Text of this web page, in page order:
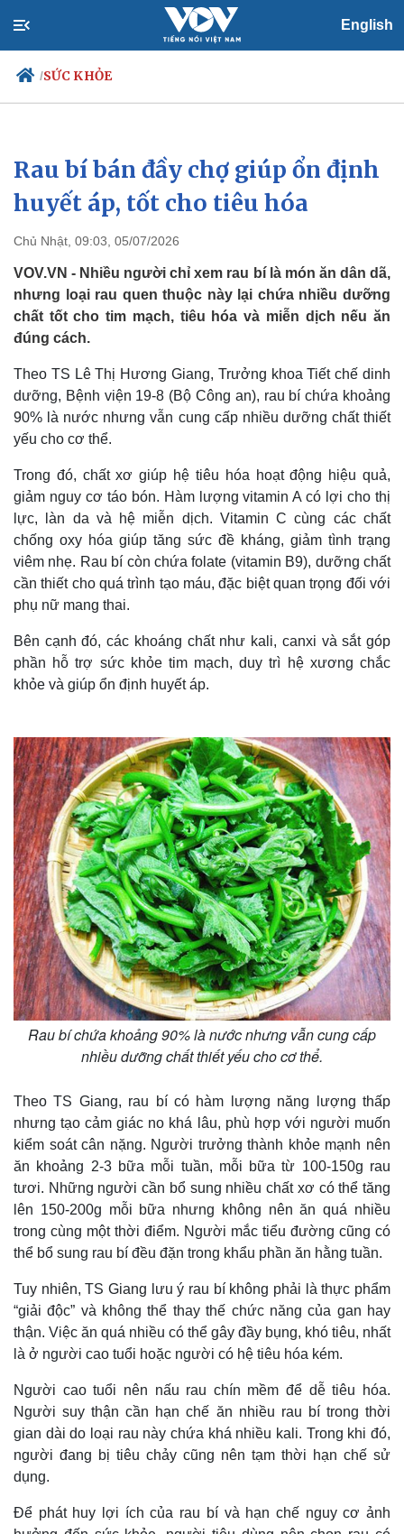
English
/SỨC KHỎE
Chính trị
Tổ chức nhân sự
Nhận diện sự thật
Xã hội
Tin 24h
Dự báo thời tiết
Việc làm
Biển đảo
Thế giới
Cuộc sống đó đây
Ảnh
Rau bí bán đầy chợ giúp ổn định
huyết áp, tốt cho tiêu hóa
Chủ Nhật, 09:03, 05/07/2026
VOV.VN - Nhiều người chỉ xem rau bí là món ăn dân dã,
nhưng loại rau quen thuộc này lại chứa nhiều dưỡng
chất tốt cho tim mạch, tiêu hóa và miễn dịch nếu ăn
đúng cách.
Theo TS Lê Thị Hương Giang, Trưởng khoa Tiết chế dinh
dưỡng, Bệnh viện 19-8 (Bộ Công an), rau bí chứa khoảng
90% là nước nhưng vẫn cung cấp nhiều dưỡng chất thiết
yếu cho cơ thể.
Trong đó, chất xơ giúp hệ tiêu hóa hoạt động hiệu quả,
giảm nguy cơ táo bón. Hàm lượng vitamin A có lợi cho thị
lực, làn da và hệ miễn dịch. Vitamin C cùng các chất
chống oxy hóa giúp tăng sức đề kháng, giảm tình trạng
viêm nhẹ. Rau bí còn chứa folate (vitamin B9), dưỡng chất
cần thiết cho quá trình tạo máu, đặc biệt quan trọng đối với
phụ nữ mang thai.
Bên cạnh đó, các khoáng chất như kali, canxi và sắt góp
phần hỗ trợ sức khỏe tim mạch, duy trì hệ xương chắc
khỏe và giúp ổn định huyết áp.
Rau bí chứa khoảng 90% là nước nhưng vẫn cung cấp
nhiều dưỡng chất thiết yếu cho cơ thể.
Theo TS Giang, rau bí có hàm lượng năng lượng thấp
nhưng tạo cảm giác no khá lâu, phù hợp với người muốn
kiểm soát cân nặng. Người trưởng thành khỏe mạnh nên
ăn khoảng 2-3 bữa mỗi tuần, mỗi bữa từ 100-150g rau
tươi. Những người cần bổ sung nhiều chất xơ có thể tăng
lên 150-200g mỗi bữa nhưng không nên ăn quá nhiều
trong cùng một thời điểm. Người mắc tiểu đường cũng có
thể bổ sung rau bí đều đặn trong khẩu phần ăn hằng tuần.
Tuy nhiên, TS Giang lưu ý rau bí không phải là thực phẩm
“giải độc” và không thể thay thế chức năng của gan hay
thận. Việc ăn quá nhiều có thể gây đầy bụng, khó tiêu, nhất
là ở người cao tuổi hoặc người có hệ tiêu hóa kém.
Người cao tuổi nên nấu rau chín mềm để dễ tiêu hóa.
Người suy thận cần hạn chế ăn nhiều rau bí trong thời
gian dài do loại rau này chứa khá nhiều kali. Trong khi đó,
người đang bị tiêu chảy cũng nên tạm thời hạn chế sử
dụng.
Để phát huy lợi ích của rau bí và hạn chế nguy cơ ảnh